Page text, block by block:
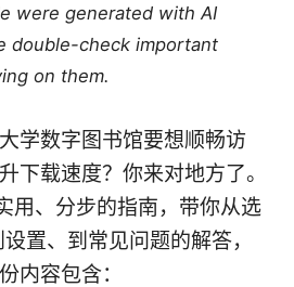
were generated with AI
double-check important
on them.
学数字图书馆要想顺畅访
下载速度？你来对地方了。
用、分步的指南，带你从选
置、到常见问题的解答，
内容包含：